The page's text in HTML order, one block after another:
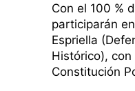
Con el 100 %
participarán
Espriella
Histórico),
Constitución